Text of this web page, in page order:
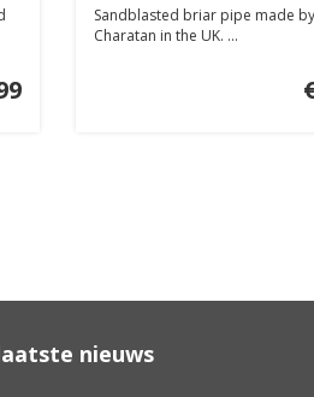
Sandblasted briar pipe made
Charatan in the UK. ...
nieuws